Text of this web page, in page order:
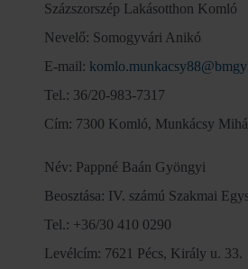
Százszorszép Lakásotthon Komló
Nevelő: Somogyvári Anikó
E-mail:
Tel.: 36/20-983-7317
Cím: 7300 Komló, Munkácsy
Név: Pappné Baán Gyöngyi
Beosztása: IV. számú Szakmai
Tel.: +36/30 410 0290
Levélcím: 7621 Pécs, Király u. 33.